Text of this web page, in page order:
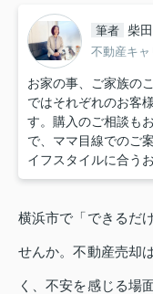
筆者 柴
不動産キ
お家の事、ご家族の
ではそれぞれのお客
す。購入のご相談も
で、ママ目線でのご
イフスタイルに合う
横浜市で「できるだ
せんか。不動産売却
く、不安を感じる場